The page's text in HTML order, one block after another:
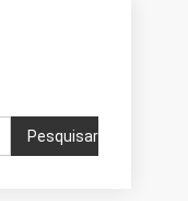
Pesquisar